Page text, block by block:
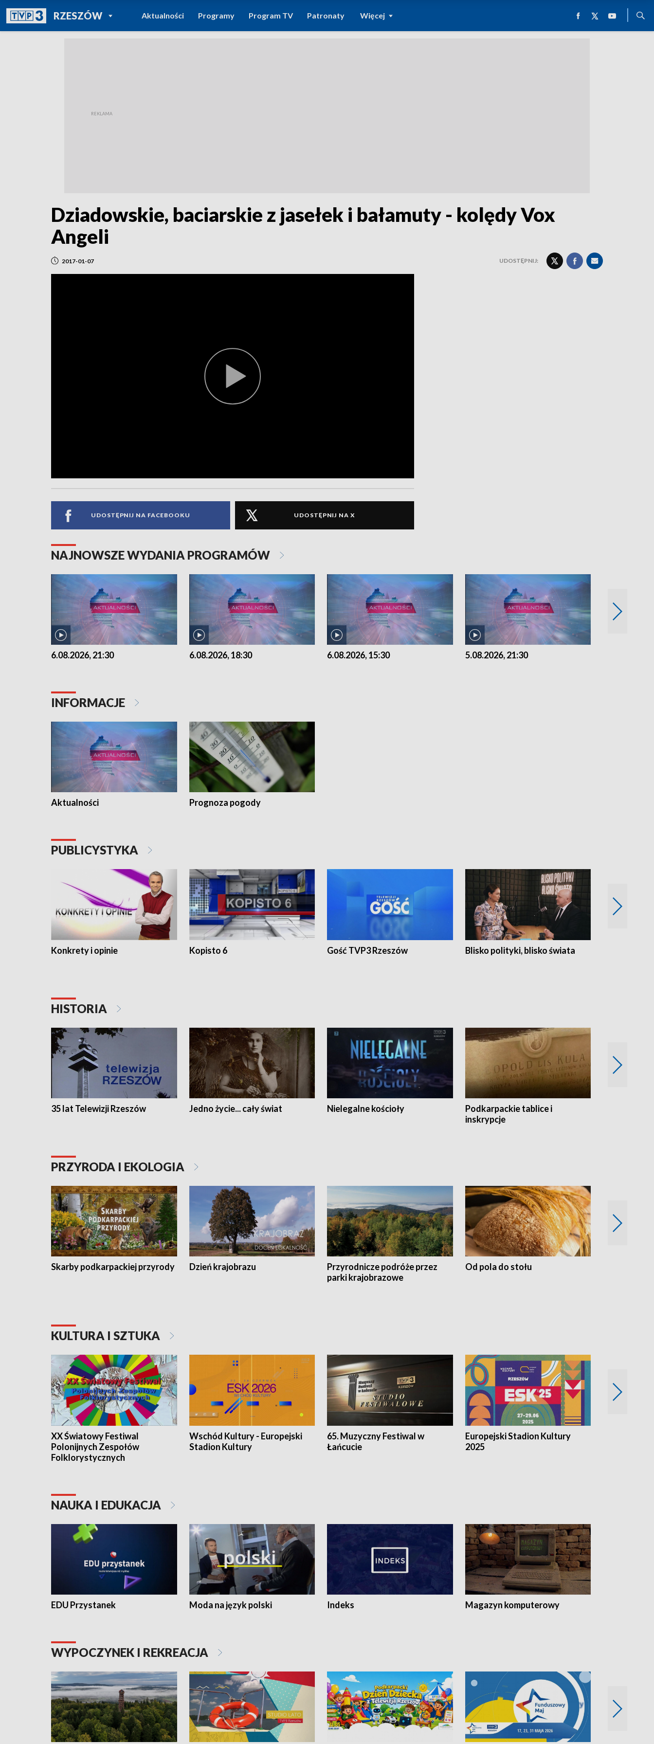
RZESZÓWPOWRÓT DO
TVP REGIONY
Aktualności Programy Program TV Patronaty Więcej
Dziadowskie, baciarskie z jasełek i bałamuty - kolędy Vox
Angeli
2017-01-07 UDOSTĘPNIJ:
UDOSTĘPNIJ NA FACEBOOKU UDOSTĘPNIJ NA X
NAJNOWSZE WYDANIA PROGRAMÓW
6.08.2026, 21:30 6.08.2026, 18:30 6.08.2026, 15:30 5.08.2026, 21:30
INFORMACJE
Aktualności Prognoza pogody
PUBLICYSTYKA
Konkrety i opinie Kopisto 6 Gość TVP3 Rzeszów Blisko polityki, blisko świata
HISTORIA
35 lat Telewizji Rzeszów Jedno życie... cały świat Nielegalne kościoły
Podkarpackie tablice i
inskrypcje
PRZYRODA I EKOLOGIA
Skarby podkarpackiej przyrody Dzień krajobrazu
Przyrodnicze podróże przez
parki krajobrazowe
Od pola do stołu
KULTURA I SZTUKA
XX Światowy Festiwal
Polonijnych Zespołów
Folklorystycznych
Wschód Kultury - Europejski
Stadion Kultury
65. Muzyczny Festiwal w
Łańcucie
Europejski Stadion Kultury
2025
NAUKA I EDUKACJA
EDU Przystanek Moda na język polski Indeks Magazyn komputerowy
WYPOCZYNEK I REKREACJA